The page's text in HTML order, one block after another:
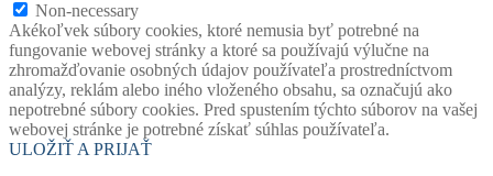
Non-necessary
Akékoľvek súbory cookies, ktoré nemusia byť potrebné na
fungovanie webovej stránky a ktoré sa používajú výlučne na
zhromažďovanie osobných údajov používateľa prostredníctvom
analýzy, reklám alebo iného vloženého obsahu, sa označujú ako
nepotrebné súbory cookies. Pred spustením týchto súborov na vašej
webovej stránke je potrebné získať súhlas používateľa.
ULOŽIŤ A PRIJAŤ